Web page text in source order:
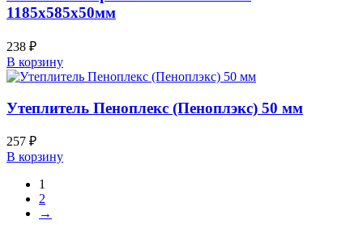
1185х585х50мм
238 ₽
В корзину
Утеплитель Пеноплекс (Пеноплэкс) 50 мм
257 ₽
В корзину
1
2
→